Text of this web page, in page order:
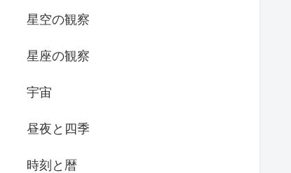
星空の観察
星座の観察
宇宙
昼夜と四季
時刻と暦